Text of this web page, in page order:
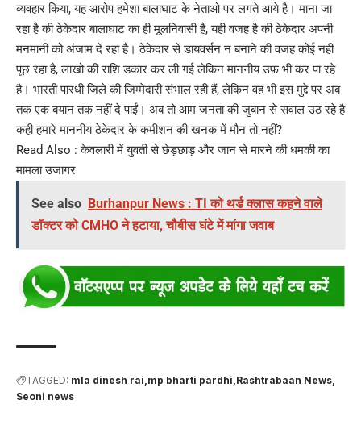
व्यवहार किया, यह आरोप हमेशा बालाघाट के नेताओ पर लगते आये है। माना जा
रहा है की ठेकेदार बालाघाट का ही मूलनिवासी है, यही वजह है की ठेकेदार अपनी
मनमानी को अंजाम दे रहा है। ठेकेदार से डायवर्सन न बनाने की वजह कोई नहीं
पूछ रहा है, लाखो की राशि डकार कर ली गई लेकिन माननीय उफ़ भी कर पा रहे
है। भारती पारधी जिले की जिम्मेदारी संभाल रही हैं, लेकिन वह भी इस मुद्दे पर अब
तक एक बयान तक नहीं दे पाईं। अब तो आम जनता की जुबान से सवाल उठ रहे है
कही हमारे माननीय ठेकेदार के कमीशन की खनक में मौन तो नहीं?
Read Also :केवलारी में युवती से छेड़छाड़ और जान से मारने की धमकी का
मामला उजागर
See also Burhanpur News : TI को थर्ड क्लास कहने वाले
डॉक्टर को CMHO ने हटाया, चौबीस घंटे में मांगा जवाब
TAGGED: mla dinesh rai mp bharti pardhi Rashtrabaan News
Seoni news